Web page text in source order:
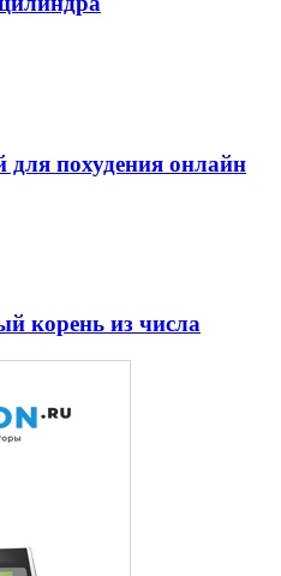
похудения онлайн
корень из числа